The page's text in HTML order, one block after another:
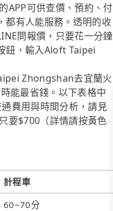
APP可供查價、預約、付
都有人能服務。透明的收
問報價，只要花一分鐘
鈕，輸入Aloft Taipei
Zhongshan去宜蘭火
能最省錢。以下表格中
費用與時間分析，請見
要$700（詳情請按黃色
計程車
60~70分